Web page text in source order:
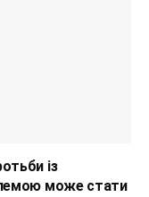
із
може стати